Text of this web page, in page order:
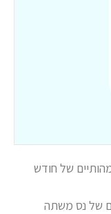
של חודש
של נס משתה